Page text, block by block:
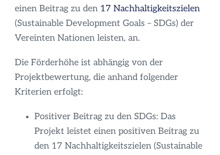
einen Beitrag zu den 17 Nachhaltigkeitszielen
(Sustainable Development Goals – SDGs) der
Vereinten Nationen leisten, an.
Die Förderhöhe ist abhängig von der
Projektbewertung, die anhand folgender
Kriterien erfolgt:
Positiver Beitrag zu den SDGs: Das
Projekt leistet einen positiven Beitrag zu
den 17 Nachhaltigkeitszielen (Sustainable